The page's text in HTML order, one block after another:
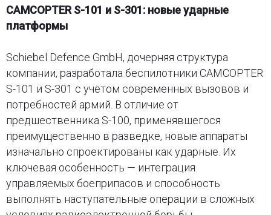
CAMCOPTER S-101 и S-301: новые ударные
платформы
Schiebel Defence GmbH, дочерняя структура
компании, разработала беспилотники CAMCOPTER
S-101 и S-301 с учётом современных вызовов и
потребностей армий. В отличие от
предшественника S-100, применявшегося
преимущественно в разведке, новые аппараты
изначально спроектированы как ударные. Их
ключевая особенность — интеграция
управляемых боеприпасов и способность
выполнять наступательные операции в сложных